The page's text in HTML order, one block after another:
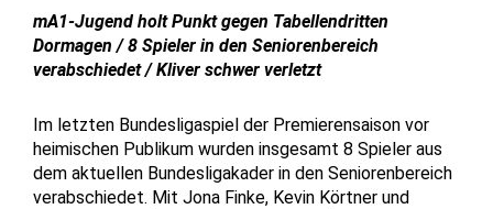
mA1-Jugend holt Punkt gegen Tabellendritten
Dormagen / 8 Spieler in den Seniorenbereich
verabschiedet / Kliver schwer verletzt
Im letzten Bundesligaspiel der Premierensaison vor
heimischen Publikum wurden insgesamt 8 Spieler aus
dem aktuellen Bundesligakader in den Seniorenbereich
verabschiedet. Mit Jona Finke, Kevin Körtner und